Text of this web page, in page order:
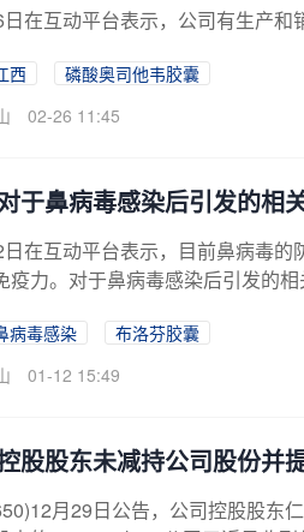
在互动平台表示，公司有生产和
西
磷酸奥司他韦胶囊
02-26 11:45
于鼻病毒感染后引发的相
在互动平台表示，目前鼻病毒
疫力。对于鼻病毒感染后引发的
病毒感染
布洛芬胶囊
01-12 15:49
股股东未减持公司股份并
月29日公告，公司控股股东